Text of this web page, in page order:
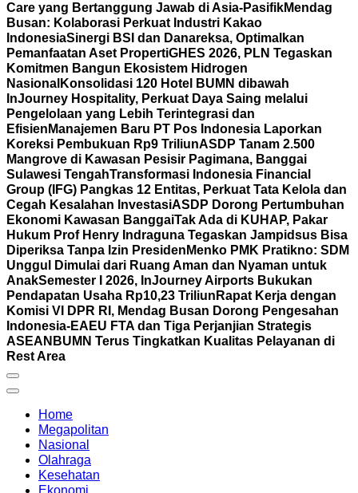
Care yang Bertanggung Jawab di Asia-PasifikMendag
Busan: Kolaborasi Perkuat Industri Kakao
IndonesiaSinergi BSI dan Danareksa, Optimalkan
Pemanfaatan Aset PropertiGHES 2026, PLN Tegaskan
Komitmen Bangun Ekosistem Hidrogen
Nasional Konsolidasi 120 Hotel BUMN dibawah
InJourney Hospitality, Perkuat Daya Saing melalui
Pengelolaan yang Lebih Terintegrasi dan
Efisien Manajemen Baru PT Pos Indonesia Laporkan
Koreksi Pembukuan Rp9 TriliunASDP Tanam 2.500
Mangrove di Kawasan Pesisir Pagimana, Banggai
Sulawesi TengahTransformasi Indonesia Financial
Group (IFG) Pangkas 12 Entitas, Perkuat Tata Kelola dan
Cegah Kesalahan InvestasiASDP Dorong Pertumbuhan
Ekonomi Kawasan BanggaiTak Ada di KUHAP, Pakar
Hukum Prof Henry Indraguna Tegaskan Jampidsus Bisa
Diperiksa Tanpa Izin Presiden Menko PMK Pratikno: SDM
Unggul Dimulai dari Ruang Aman dan Nyaman untuk
AnakSemester I 2026, InJourney Airports Bukukan
Pendapatan Usaha Rp10,23 Triliun Rapat Kerja dengan
Komisi VI DPR RI, Mendag Busan Dorong Pengesahan
Indonesia-EAEU FTA dan Tiga Perjanjian Strategis
ASEAN BUMN Terus Tingkatkan Kualitas Pelayanan di
Rest Area
Home
Megapolitan
Nasional
Olahraga
Kesehatan
Ekonomi